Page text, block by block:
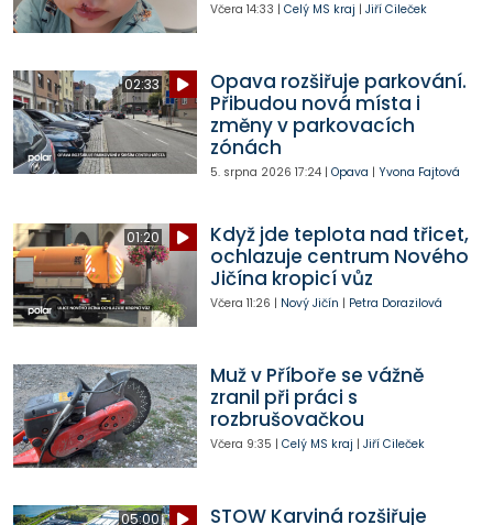
Včera 14:33 | Celý MS kraj | Jiří Cileček
02:33
Opava rozšiřuje parkování.
Přibudou nová místa i
změny v parkovacích
zónách
5. srpna 2026 17:24| Opava | Yvona Fajtová
01:20
Když jde teplota nad třicet,
ochlazuje centrum Nového
Jičína kropicí vůz
Včera 11:26 | Nový Jičín | Petra Dorazilová
Muž v Příboře se vážně
zranil při práci s
rozbrušovačkou
Včera 9:35 | Celý MS kraj | Jiří Cileček
05:00
STOW Karviná rozšiřuje